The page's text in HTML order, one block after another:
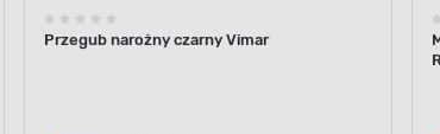
Przegub narożny czarny Vimar